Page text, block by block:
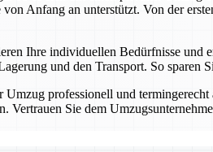
Anfang an unterstützt. Von der
Ihre individuellen Bedürfnisse und
und den Transport. So sparen
professionell und
Vertrauen Sie dem